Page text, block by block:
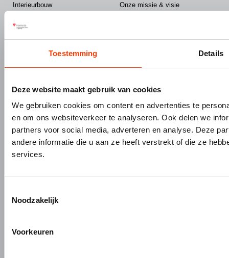
Toestemming Details
Deze website maakt gebruik van cookies
We gebruiken cookies om content en advertenties te
en om ons websiteverkeer te analyseren. Ook delen we
partners voor social media, adverteren en analyse. Deze
andere informatie die u aan ze heeft verstrekt of die ze
services.
Noodzakelijk
Voorkeuren
Interieurbouw
Over Hermeta
Onze missie & visie
Lockers & garderobekasten
Sanitaire scheidingswanden
Maatwerk interieurbouw
HerboKern
HerboTop
Engineering en 3D tekenen